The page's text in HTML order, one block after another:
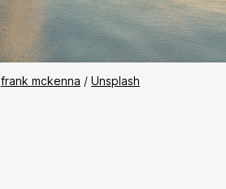
frank mckenna / Unsplash